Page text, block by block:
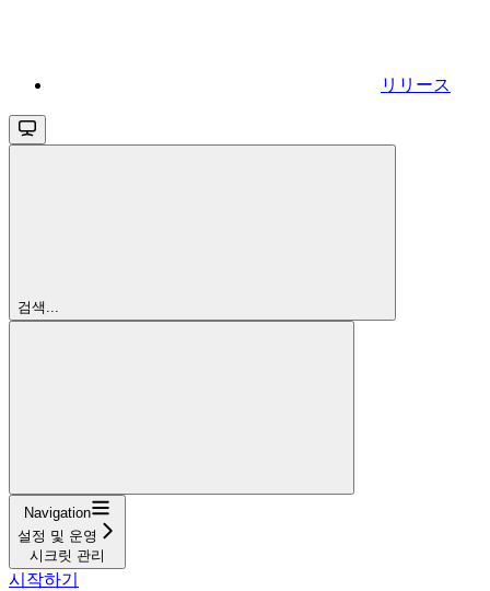
リリース
검색...
Navigation
설정 및 운영
시크릿 관리
시작하기